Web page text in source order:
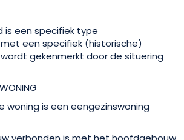
is een specifiek type
een specifiek (historische)
gekenmerkt door de situering
woning is een eengezinswoning